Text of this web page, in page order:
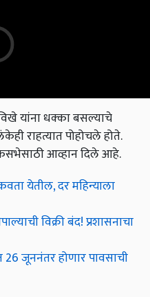
यांना धक्का बसल्याचे
राहत्यात पोहोचले होते.
आव्हान दिले आहे.
येतील, दर महिन्याला
विक्री बंद! प्रशासनाचा
26 जूननंतर होणार पावसाची